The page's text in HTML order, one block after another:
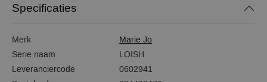
Specificaties
Merk
Marie Jo
Serie naam
LOISH
Leveranciercode
0602941